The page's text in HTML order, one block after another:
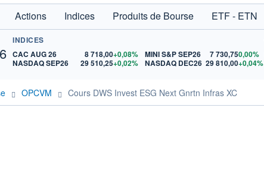
Actions Indices Produits de Bourse ETF - ETN
INDICES
CAC AUG 26
8 718,00+0,08%
NASDAQ SEP26
29 510,25+0,02%
MINI S&P SEP26 7 730,750,00%
NASDAQ DEC26 29 810,00+0,04%
OPCVM Cours DWS Invest ESG Next Gnrtn Infras XC